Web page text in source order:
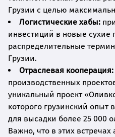
Грузии с целью
Логистические хабы:
инвестиций в новые сухие
распределительные
Грузии.
Отраслевая кооперация:
производственных
уникальный проект
которого грузинский опыт
для высадки более 25 000
Важно, что в этих